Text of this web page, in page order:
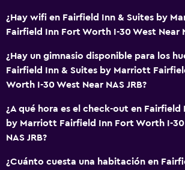
General
Habitaciones familiares
Zona de estar
Posibilidad de habitaciones conectadas
Sofá
Teléfono
Alfombrado
¿Hay wifi en Fairfield Inn & Suites by
Fairfield Inn Fort Worth I-30 West Near
¿Hay un gimnasio disponible para los
Fairfield Inn & Suites by Marriott
Worth I-30 West Near NAS JRB?
¿A qué hora es el check-out en Fairfield
by Marriott Fairfield Inn Fort Worth I-30
NAS JRB?
¿Cuánto cuesta una habitación en